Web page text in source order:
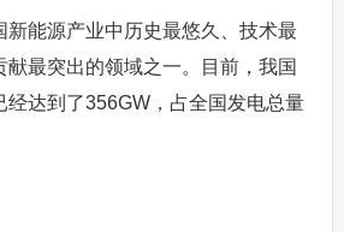
新能源产业中历史最悠久、技术最
献最突出的领域之一。目前，我国
经达到了356GW，占全国发电总量